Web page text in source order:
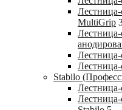
Лестница-
MultiGrip
Лестница-
Лестница-
Stabilo